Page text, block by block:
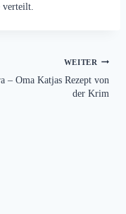
verteilt.
WEITER
– Oma Katjas Rezept von
der Krim